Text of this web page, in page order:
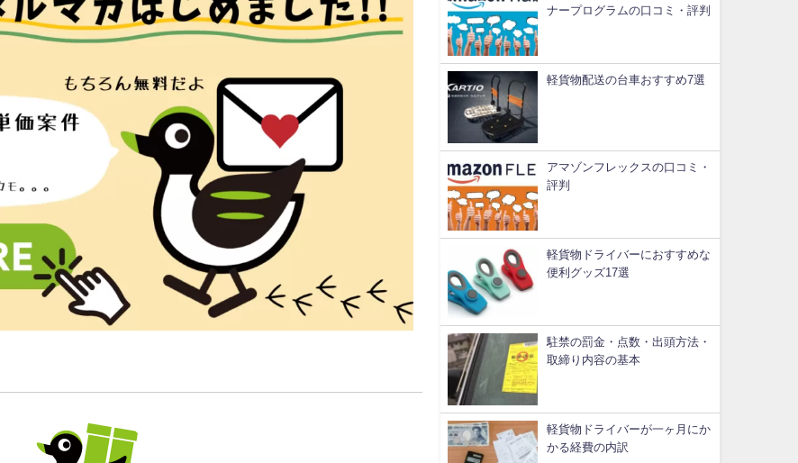
ナープログラムの口コミ・評判
軽貨物配送の台車おすすめ7選
アマゾンフレックスの口コミ・
評判
軽貨物ドライバーにおすすめな
便利グッズ17選
駐禁の罰金・点数・出頭方法・
取締り内容の基本
軽貨物ドライバーが一ヶ月にか
かる経費の内訳